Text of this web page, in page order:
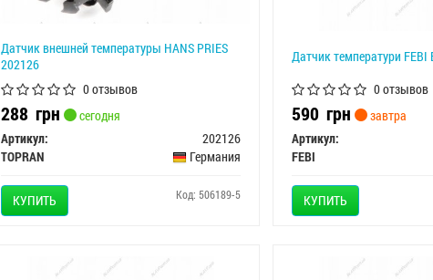
Датчик внешней температуры HANS PRIES
202126
0 отзывов
288 грн
сегодня
Артикул:
202126
TOPRAN
Германия
КУПИТЬ Код: 506189-5
Датчик температури FEBI
0 отзывов
590грн
завтра
Артикул:
FEBI
КУПИТЬ